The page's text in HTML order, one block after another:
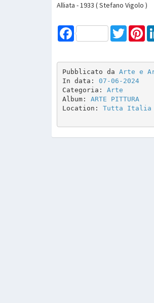
Alliata - 1933 ( Stefano Vigolo )
Facebook Twitter
Pubblicato da Arte e
In data: 07-06-2024
Categoria: Arte
Album: ARTE PITTURA
Location: Tutta Italia